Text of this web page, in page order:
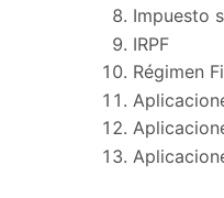
Impuesto
IRPF
Régimen